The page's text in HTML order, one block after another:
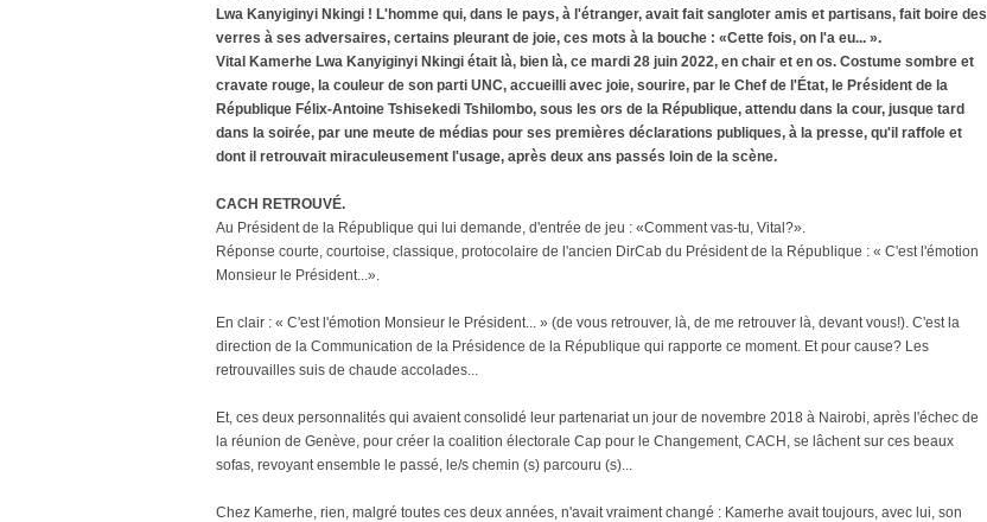
Lwa Kanyiginyi Nkingi ! L'homme qui, dans le pays, à l'étranger, avait fait sangloter amis et partisans, fait boire des
verres à ses adversaires, certains pleurant de joie, ces mots à la bouche : «Cette fois, on l'a eu... ».
Vital Kamerhe Lwa Kanyiginyi Nkingi était là, bien là, ce mardi 28 juin 2022, en chair et en os. Costume sombre et
cravate rouge, la couleur de son parti UNC, accueilli avec joie, sourire, par le Chef de l'État, le Président de la
République Félix-Antoine Tshisekedi Tshilombo, sous les ors de la République, attendu dans la cour, jusque tard
dans la soirée, par une meute de médias pour ses premières déclarations publiques, à la presse, qu'il raffole et
dont il retrouvait miraculeusement l'usage, après deux ans passés loin de la scène.
CACH RETROUVÉ.
Au Président de la République qui lui demande, d'entrée de jeu : «Comment vas-tu, Vital?».
Réponse courte, courtoise, classique, protocolaire de l'ancien DirCab du Président de la République : « C'est l'émotion
Monsieur le Président...».
En clair : « C'est l'émotion Monsieur le Président... » (de vous retrouver, là, de me retrouver là, devant vous!). C'est la
direction de la Communication de la Présidence de la République qui rapporte ce moment. Et pour cause? Les
retrouvailles suis de chaude accolades...
Et, ces deux personnalités qui avaient consolidé leur partenariat un jour de novembre 2018 à Nairobi, après l'échec de
la réunion de Genève, pour créer la coalition électorale Cap pour le Changement, CACH, se lâchent sur ces beaux
sofas, revoyant ensemble le passé, le/s chemin (s) parcouru (s)...
Chez Kamerhe, rien, malgré toutes ces deux années, n'avait vraiment changé : Kamerhe avait toujours, avec lui, son